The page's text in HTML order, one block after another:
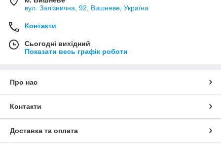
вул. Залізнична, 92, Вишневе, Україна
Контакти
Сьогодні вихідний
Показати весь графік роботи
Про нас
Контакти
Доставка та оплата